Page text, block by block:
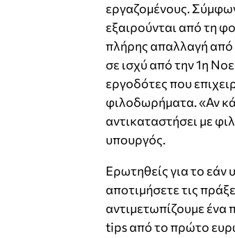
εργαζομένους.
εξαιρούνται από τη
πλήρης απαλλαγή από
σε ισχύ από την 1η
εργοδότες που
φιλοδωρήματα. «Αν
αντικαταστήσει με
υπουργός.
Ερωτηθείς για το εάν
αποτιμήσετε τις
αντιμετωπίζουμε
tips από το πρώτο